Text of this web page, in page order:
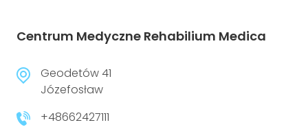
Centrum Medyczne Rehabilium Medica
Geodetów 41
Józefosław
+48662427111